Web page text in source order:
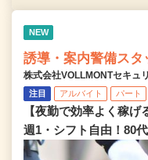
NEW
誘導・案内警備スタ
株式会社VOLLMONTセキュ
注目 アルバイト パート
【夜勤で効率よく稼
週1・シフト自由！80